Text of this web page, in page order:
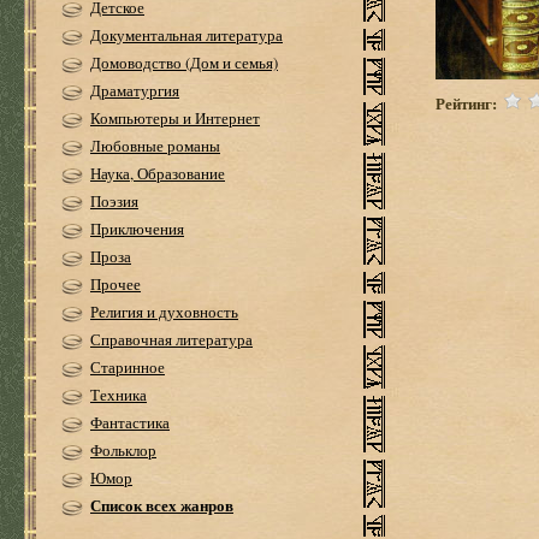
Детское
Документальная литература
Домоводство (Дом и семья)
Драматургия
Компьютеры и Интернет
Любовные романы
Наука, Образование
Поэзия
Приключения
Проза
Прочее
Религия и духовность
Справочная литература
Старинное
Техника
Фантастика
Фольклор
Юмор
Список всех жанров
Рейтинг: